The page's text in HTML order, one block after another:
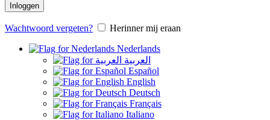
Inloggen
Wachtwoord vergeten?
Herinner mij eraan
Nederlands
العربية
Español
English
Deutsch
Français
Italiano